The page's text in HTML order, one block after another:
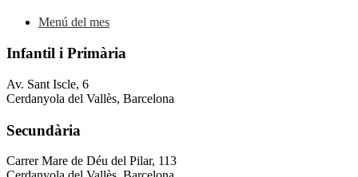
Menú del mes
Infantil i Primària
Av. Sant Iscle, 6
Cerdanyola del Vallès, Barcelona
Secundària
Carrer Mare de Déu del Pilar, 113